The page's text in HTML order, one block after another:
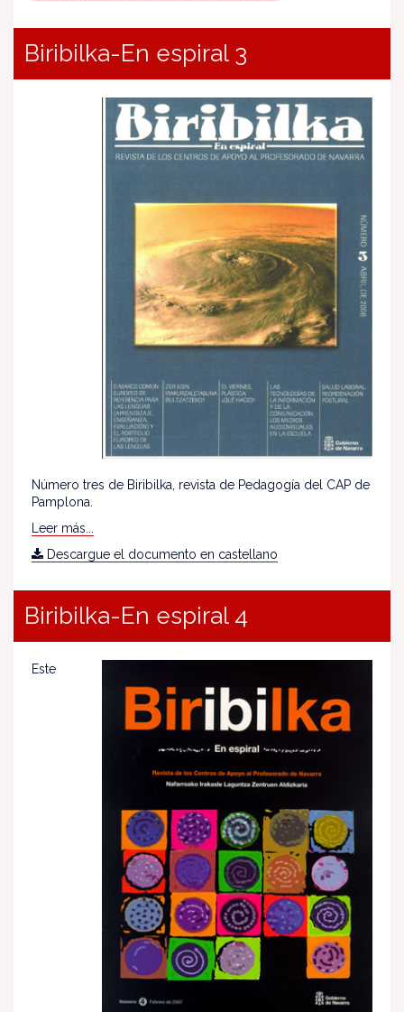
Biribilka-En espiral 3
Número tres de Biribilka, revista de Pedagogía del CAP de
Pamplona.
Leer más...
Descargue el documento en castellano
Biribilka-En espiral 4
Este